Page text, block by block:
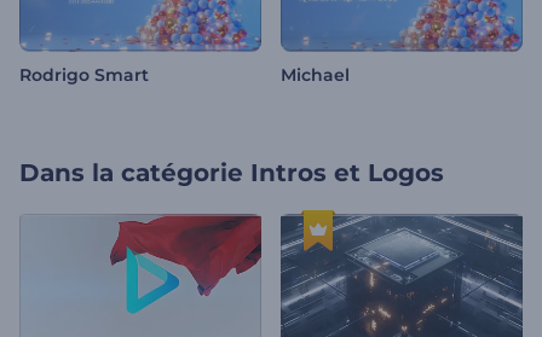
Rodrigo Smart Michael
Dans la catégorie Intros et Logos